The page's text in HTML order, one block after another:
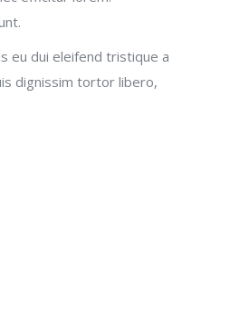
eu dui eleifend tristique a
dignissim tortor libero,